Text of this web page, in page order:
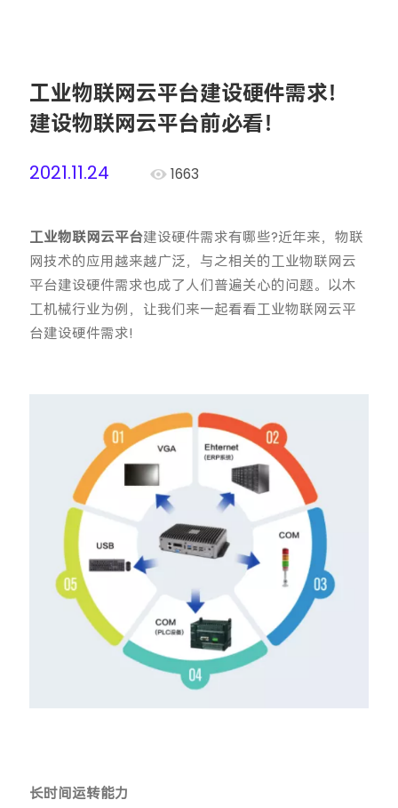
工业物联网云平台建设硬件需求！
建设物联网云平台前必看！
2021.11.24
1663
工业物联网云平台建设硬件需求有哪些?近年来，物联
网技术的应用越来越广泛，与之相关的工业物联网云
平台建设硬件需求也成了人们普遍关心的问题。以木
工机械行业为例，让我们来一起看看工业物联网云平
台建设硬件需求!
长时间运转能力